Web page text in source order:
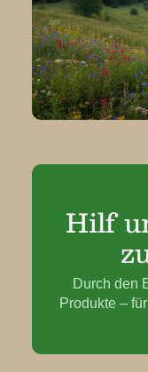
Hilf
Durch den
Produkte –